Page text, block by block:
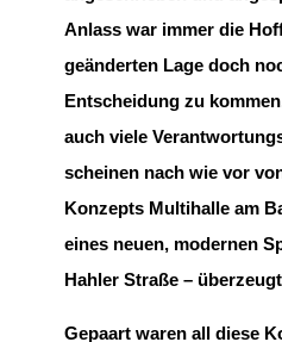
Anlass war immer die
geänderten Lage doch
Entscheidung zu
auch viele
scheinen nach wie vor
Konzepts Multihalle am
eines neuen, modernen
Hahler Straße –
Gepaart waren all diese